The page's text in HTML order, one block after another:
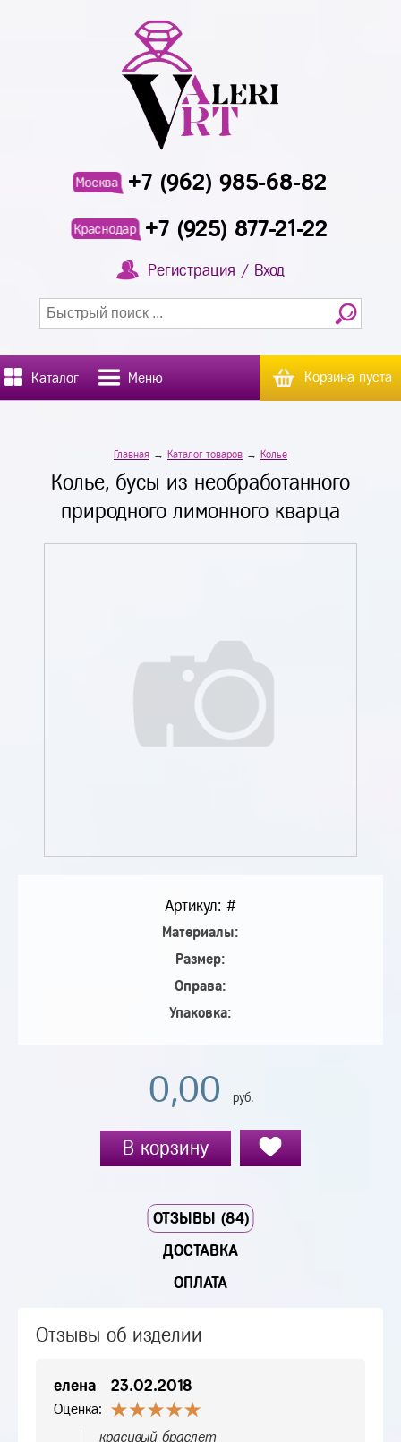
Москва +7 (962) 985-68-82
Краснодар +7 (925) 877-21-22
Регистрация / Вход
Каталог Меню Корзина пуста
Главная → Каталог товаров → Колье
Колье, бусы из необработанного
природного лимонного кварца
Артикул: #
Материалы:
Размер:
Оправа:
Упаковка:
0,00 руб.
В корзину
ОТЗЫВЫ (84)
ДОСТАВКА
ОПЛАТА
Отзывы об изделии
елена 23.02.2018
Оценка:
красивый браслет